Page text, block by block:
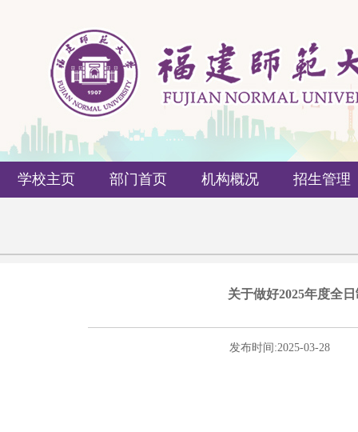
学校主页 部门首页 机构概况 招生管理
关于做好2025年度全
发布时间:2025-03-28